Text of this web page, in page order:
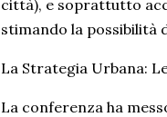
città), e soprattutto
stimando la possibilità
La Strategia Urbana:
La conferenza ha